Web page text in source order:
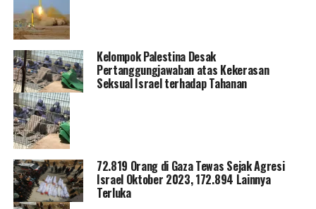
Kelompok Palestina Desak
Pertanggungjawaban atas Kekerasan
Seksual Israel terhadap Tahanan
72.819 Orang di Gaza Tewas Sejak Agresi
Israel Oktober 2023, 172.894 Lainnya
Terluka